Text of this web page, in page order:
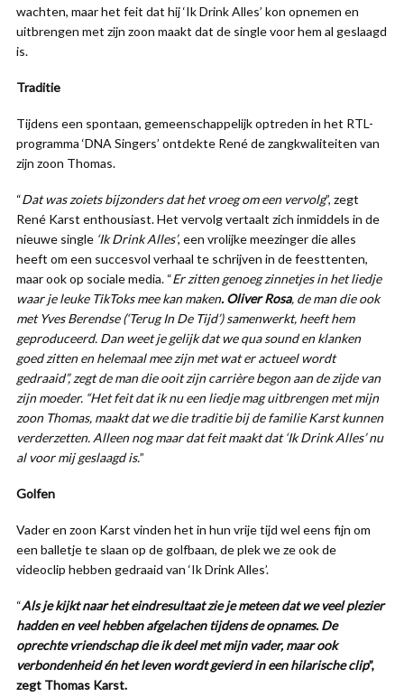
wachten, maar het feit dat hij ‘Ik Drink Alles’ kon opnemen en
uitbrengen met zijn zoon maakt dat de single voor hem al geslaagd
is.
Traditie
Tijdens een spontaan, gemeenschappelijk optreden in het RTL-
programma ‘DNA Singers’ ontdekte René de zangkwaliteiten van
zijn zoon Thomas.
“Dat was zoiets bijzonders dat het vroeg om een vervolg”, zegt
René Karst enthousiast. Het vervolg vertaalt zich inmiddels in de
nieuwe single ‘Ik Drink Alles’, een vrolijke meezinger die alles
heeft om een succesvol verhaal te schrijven in de feesttenten,
maar ook op sociale media. “Er zitten genoeg zinnetjes in het liedje
waar je leuke TikToks mee kan maken. Oliver Rosa, de man die ook
met Yves Berendse (‘Terug In De Tijd’) samenwerkt, heeft hem
geproduceerd. Dan weet je gelijk dat we qua sound en klanken
goed zitten en helemaal mee zijn met wat er actueel wordt
gedraaid”, zegt de man die ooit zijn carrière begon aan de zijde van
zijn moeder. “Het feit dat ik nu een liedje mag uitbrengen met mijn
zoon Thomas, maakt dat we die traditie bij de familie Karst kunnen
verderzetten. Alleen nog maar dat feit maakt dat ‘Ik Drink Alles’ nu
al voor mij geslaagd is.”
Golfen
Vader en zoon Karst vinden het in hun vrije tijd wel eens fijn om
een balletje te slaan op de golfbaan, de plek we ze ook de
videoclip hebben gedraaid van ‘Ik Drink Alles’.
“Als je kijkt naar het eindresultaat zie je meteen dat we veel plezier
hadden en veel hebben afgelachen tijdens de opnames. De
oprechte vriendschap die ik deel met mijn vader, maar ook
verbondenheid én het leven wordt gevierd in een hilarische clip”,
zegt Thomas Karst.